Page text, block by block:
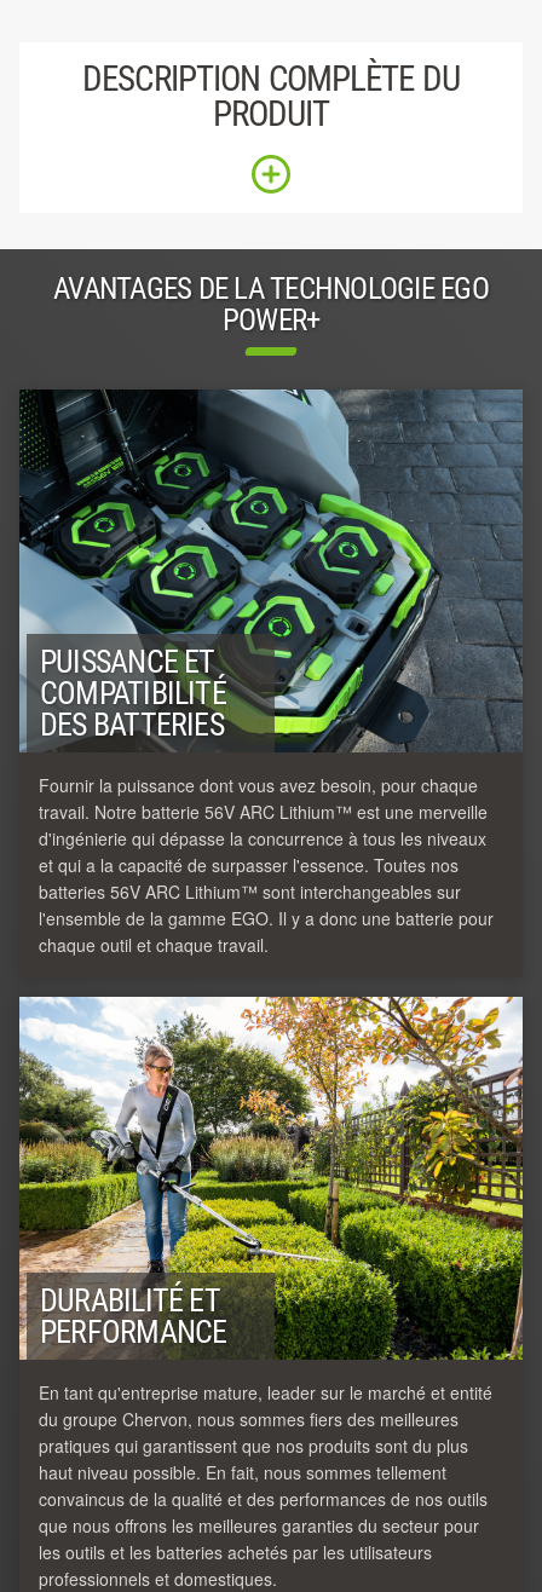
DESCRIPTION COMPLÈTE DU
PRODUIT
AVANTAGES DE LA TECHNOLOGIE EGO
POWER+
PUISSANCE ET
COMPATIBILITÉ
DES BATTERIES
Fournir la puissance dont vous avez besoin, pour chaque
travail. Notre batterie 56V ARC Lithium™ est une merveille
d'ingénierie qui dépasse la concurrence à tous les niveaux
et qui a la capacité de surpasser l'essence. Toutes nos
batteries 56V ARC Lithium™ sont interchangeables sur
l'ensemble de la gamme EGO. Il y a donc une batterie pour
chaque outil et chaque travail.
DURABILITÉ ET
PERFORMANCE
En tant qu'entreprise mature, leader sur le marché et entité
du groupe Chervon, nous sommes fiers des meilleures
pratiques qui garantissent que nos produits sont du plus
haut niveau possible. En fait, nous sommes tellement
convaincus de la qualité et des performances de nos outils
que nous offrons les meilleures garanties du secteur pour
les outils et les batteries achetés par les utilisateurs
professionnels et domestiques.